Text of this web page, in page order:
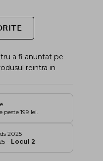
a fi anuntat pe
reintra in
199 lei.
2025
– Locul 2